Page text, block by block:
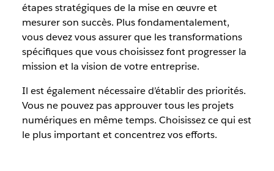
étapes stratégiques de la mise en œuvre et
mesurer son succès. Plus fondamentalement,
vous devez vous assurer que les transformations
spécifiques que vous choisissez font progresser la
mission et la vision de votre entreprise.
Il est également nécessaire d’établir des priorités.
Vous ne pouvez pas approuver tous les projets
numériques en même temps. Choisissez ce qui est
le plus important et concentrez vos efforts.